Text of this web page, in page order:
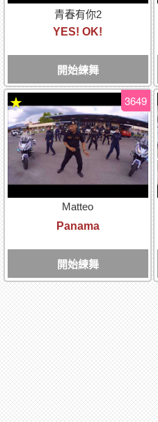
青春有你2
YES! OK!
開始練舞
Matteo
Panama
開始練舞
3649
★